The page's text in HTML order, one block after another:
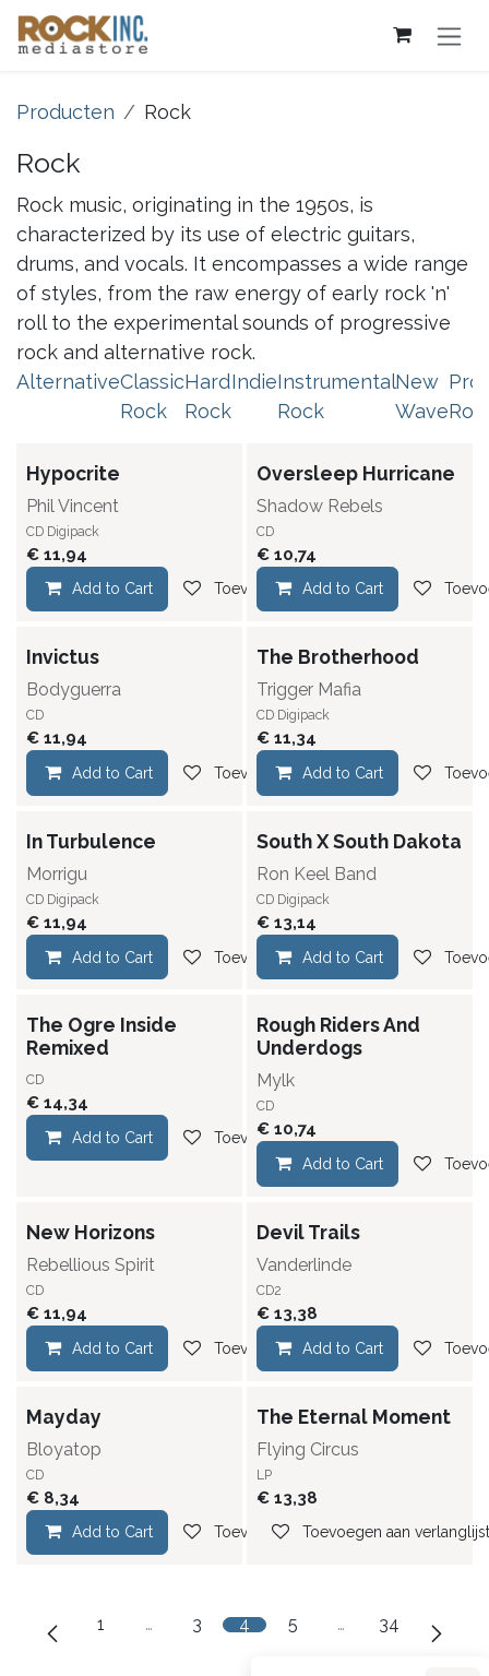
Overslaan naar inhoud
Producten Rock
Rock
Rock music, originating in the 1950s, is
characterized by its use of electric guitars,
drums, and vocals. It encompasses a wide range
of styles, from the raw energy of early rock 'n'
roll to the experimental sounds of progressive
rock and alternative rock.
AlternativeClassic
Rock
Hard
Rock
IndieInstrumental
Rock
New
Wave
Hypocrite
Phil Vincent
CD Digipack
€ 11,94
Add to Cart Toevoegen aan verlanglijst
Oversleep Hurricane
Shadow Rebels
CD
€ 10,74
Add to Cart
Invictus
Bodyguerra
CD
€ 11,94
Add to Cart Toevoegen aan verlanglijst
The Brotherhood
Trigger Mafia
CD Digipack
€ 11,34
Add to Cart
In Turbulence
Morrigu
CD Digipack
€ 11,94
Add to Cart Toevoegen aan verlanglijst
South X South Dakota
Ron Keel Band
CD Digipack
€ 13,14
Add to Cart
The Ogre Inside
Remixed
CD
€ 14,34
Add to Cart Toevoegen aan verlanglijst
Rough Riders And
Underdogs
Mylk
CD
€ 10,74
Add to Cart
New Horizons
Rebellious Spirit
CD
€ 11,94
Add to Cart Toevoegen aan verlanglijst
Devil Trails
Vanderlinde
CD2
€ 13,38
Add to Cart
Mayday
Bloyatop
CD
€ 8,34
Add to Cart Toevoegen aan verlanglijst
The Eternal Moment
Flying Circus
LP
€ 13,38
Toevoegen aan verlanglijst
1 … 3 4 5 … 34